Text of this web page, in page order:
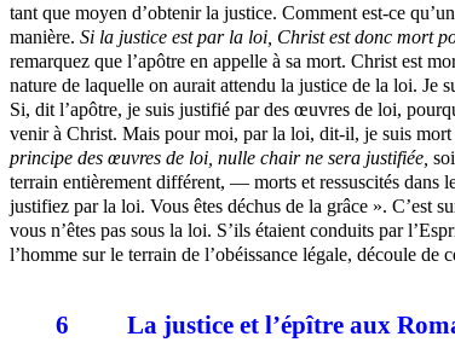
tant que moyen d’obtenir la justice. Comment est-ce
manière. Si la justice est par la loi, Christ est donc mort
remarquez que l’apôtre en appelle à sa mort. Christ est
nature de laquelle on aurait attendu la justice de la loi. Je
Si, dit l’apôtre, je suis justifié par des œuvres de loi,
venir à Christ. Mais pour moi, par la loi, dit-il, je suis
principe des œuvres de loi, nulle chair ne sera justifiée,
terrain entièrement différent, — morts et ressuscités dans
justifiez par la loi. Vous êtes déchus de la grâce ». C’est
vous n’êtes pas sous la loi. S’ils étaient conduits par
l’homme sur le terrain de l’obéissance légale, découle de
6 La justice et l’épître aux